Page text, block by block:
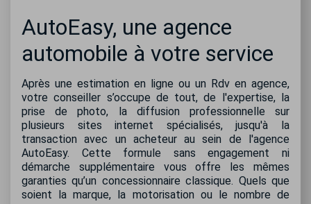
AutoEasy, une agence
automobile à votre service
Après une estimation en ligne ou un Rdv en agence,
votre conseiller s’occupe de tout, de l'expertise, la
prise de photo, la diffusion professionnelle sur
plusieurs sites internet spécialisés, jusqu'à la
transaction avec un acheteur au sein de l'agence
AutoEasy. Cette formule sans engagement ni
démarche supplémentaire vous offre les mêmes
garanties qu’un concessionnaire classique. Quels que
soient la marque, la motorisation ou le nombre de